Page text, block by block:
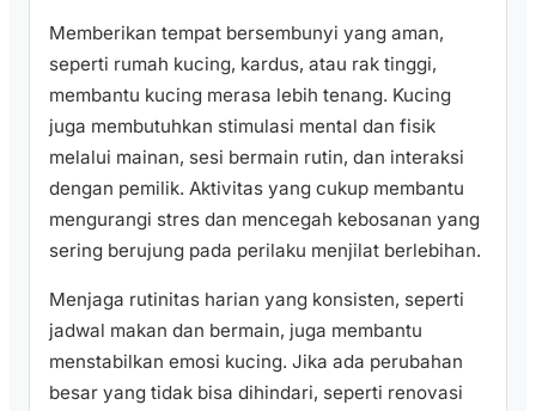
Memberikan tempat bersembunyi yang aman,
seperti rumah kucing, kardus, atau rak tinggi,
membantu kucing merasa lebih tenang. Kucing
juga membutuhkan stimulasi mental dan fisik
melalui mainan, sesi bermain rutin, dan interaksi
dengan pemilik. Aktivitas yang cukup membantu
mengurangi stres dan mencegah kebosanan yang
sering berujung pada perilaku menjilat berlebihan.
Menjaga rutinitas harian yang konsisten, seperti
jadwal makan dan bermain, juga membantu
menstabilkan emosi kucing. Jika ada perubahan
besar yang tidak bisa dihindari, seperti renovasi